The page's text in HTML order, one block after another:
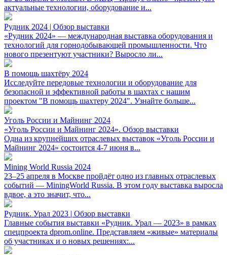
актуальные технологии, оборудование и...
Рудник 2024 | Обзор выставки
«Рудник 2024» — международная выставка оборудования и
технологий для горнодобывающей промышленности. Что
нового презентуют участники? Выросло ли...
В помощь шахтёру 2024
Исследуйте передовые технологии и оборудование для
безопасной и эффективной работы в шахтах с нашим
проектом "В помощь шахтеру 2024". Узнайте больше...
Уголь России и Майнинг 2024
«Уголь России и Майнинг 2024». Обзор выставки
Одна из крупнейших отраслевых выставок «Уголь России и
Майнинг 2024» состоится 4-7 июня в...
Mining World Russia 2024
23–25 апреля в Москве пройдёт одно из главных отраслевых
событий — MiningWorld Russia. В этом году выставка выросла
вдвое, а это значит, что...
Рудник. Урал 2023 | Обзор выставки
Главные события выставки «Рудник. Урал — 2023» в рамках
спецпроекта dprom.online. Представляем «живые» материалы
об участниках и о новых решениях:...